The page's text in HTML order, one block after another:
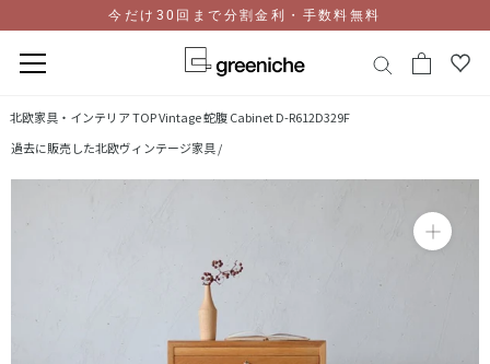
テ
ン
今だけ30回まで分割金利・手数料無料
北欧家具・インテリア TOPVintage 蛇腹 Cabinet D-R612D329F
過去に販売した北欧ヴィンテージ家具 /